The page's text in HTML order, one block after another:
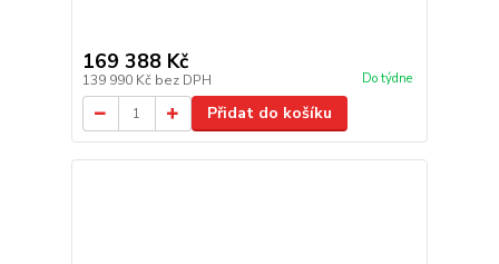
169 388 Kč
139 990 Kč bez DPH Do týdne
Přidat do košíku